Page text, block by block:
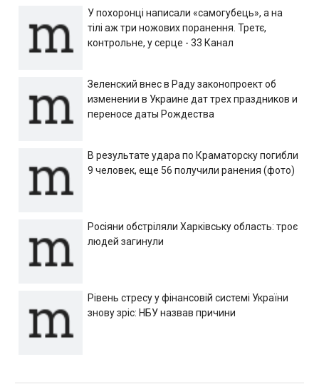
У похоронці написали «самогубець», а на
тілі аж три ножових поранення. Третє,
контрольне, у серце - 33 Канал
Зеленский внес в Раду законопроект об
изменении в Украине дат трех праздников и
переносе даты Рождества
В результате удара по Краматорску погибли
9 человек, еще 56 получили ранения (фото)
Росіяни обстріляли Харківську область: троє
людей загинули
Рівень стресу у фінансовій системі України
знову зріс: НБУ назвав причини